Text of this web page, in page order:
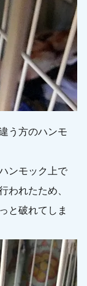
う方のハンモ
ンモック上で
われたため、
と破れてしま